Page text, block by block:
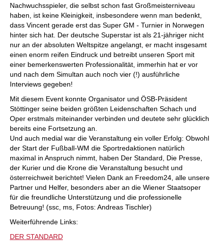
Nachwuchsspieler, die selbst schon fast Großmeisterniveau
haben, ist keine Kleinigkeit, insbesondere wenn man bedenkt,
dass Vincent gerade erst das Super GM - Turnier in Norwegen
hinter sich hat. Der deutsche Superstar ist als 21-jähriger nicht
nur an der absoluten Weltspitze angelangt, er macht insgesamt
einen enorm reifen Eindruck und betreibt unseren Sport mit
einer bemerkenswerten Professionalität, immerhin hat er vor
und nach dem Simultan auch noch vier (!) ausführliche
Interviews gegeben!
Mit diesem Event konnte Organisator und ÖSB-Präsident
Stöttinger seine beiden größten Leidenschaften Schach und
Oper erstmals miteinander verbinden und deutete sehr glücklich
bereits eine Fortsetzung an.
Und auch medial war die Veranstaltung ein voller Erfolg: Obwohl
der Start der Fußball-WM die Sportredaktionen natürlich
maximal in Anspruch nimmt, haben Der Standard, Die Presse,
der Kurier und die Krone die Veranstaltung besucht und
österreichweit berichtet! Vielen Dank an Freedom24, alle unsere
Partner und Helfer, besonders aber an die Wiener Staatsoper
für die freundliche Unterstützung und die professionelle
Betreuung! (ssc, ms, Fotos: Andreas Tischler)
Weiterführende Links:
DER STANDARD